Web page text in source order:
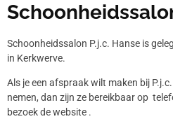
Schoonheidssalon P.j.c. Hanse is
in Kerkwerve.
Als je een afspraak wilt maken bij
nemen, dan zijn ze bereikbaar op
bezoek de website .